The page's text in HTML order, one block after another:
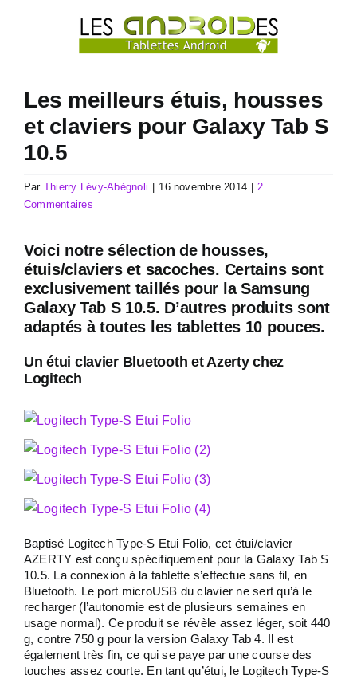
Les meilleurs étuis, housses
et claviers pour Galaxy Tab S
10.5
Par Thierry Lévy-Abégnoli 16 novembre 2014
2
Commentaires
Voici notre sélection de housses,
étuis/claviers et sacoches. Certains sont
exclusivement taillés pour la Samsung
Galaxy Tab S 10.5. D’autres produits sont
adaptés à toutes les tablettes 10 pouces.
Un étui clavier Bluetooth et Azerty chez
Logitech
Baptisé Logitech Type-S Etui Folio, cet étui/clavier
AZERTY est conçu spécifiquement pour la Galaxy Tab S
10.5. La connexion à la tablette s’effectue sans fil, en
Bluetooth. Le port microUSB du clavier ne sert qu’à le
recharger (l’autonomie est de plusieurs semaines en
usage normal). Ce produit se révèle assez léger, soit 440
g, contre 750 g pour la version Galaxy Tab 4. Il est
également très fin, ce qui se paye par une course des
touches assez courte. En tant qu’étui, le Logitech Type-S